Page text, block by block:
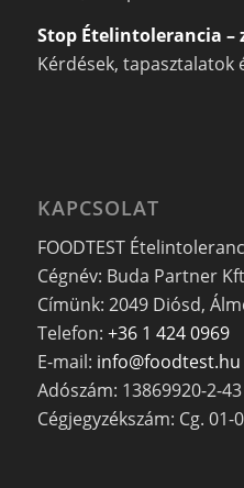
Stop Ételintolerancia –
Kérdések, tapasztalatok
KAPCSOLAT
FOODTEST
Cégnév: Buda Partner
Címünk: 2049 Diósd,
Telefon: +36 1 424 0969
E-mail: info@foodtest.hu
Adószám: 13869920-2-43
Cégjegyzékszám: Cg. 01-